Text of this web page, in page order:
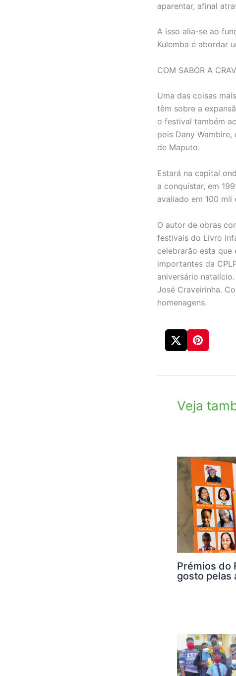
aparentar, afinal
A isso alia-se ao
Kulemba é abordar
COM SABOR A
Uma das coisas
têm sobre a
o festival também
pois Dany
de Maputo.
Estará na capital
a conquistar, em
avaliado em 100 mil
O autor de obras
festivais do Livro
celebrarão esta que
importantes da
aniversário
José Craveirinha.
homenagens.
Veja
Prémios do
gosto pelas